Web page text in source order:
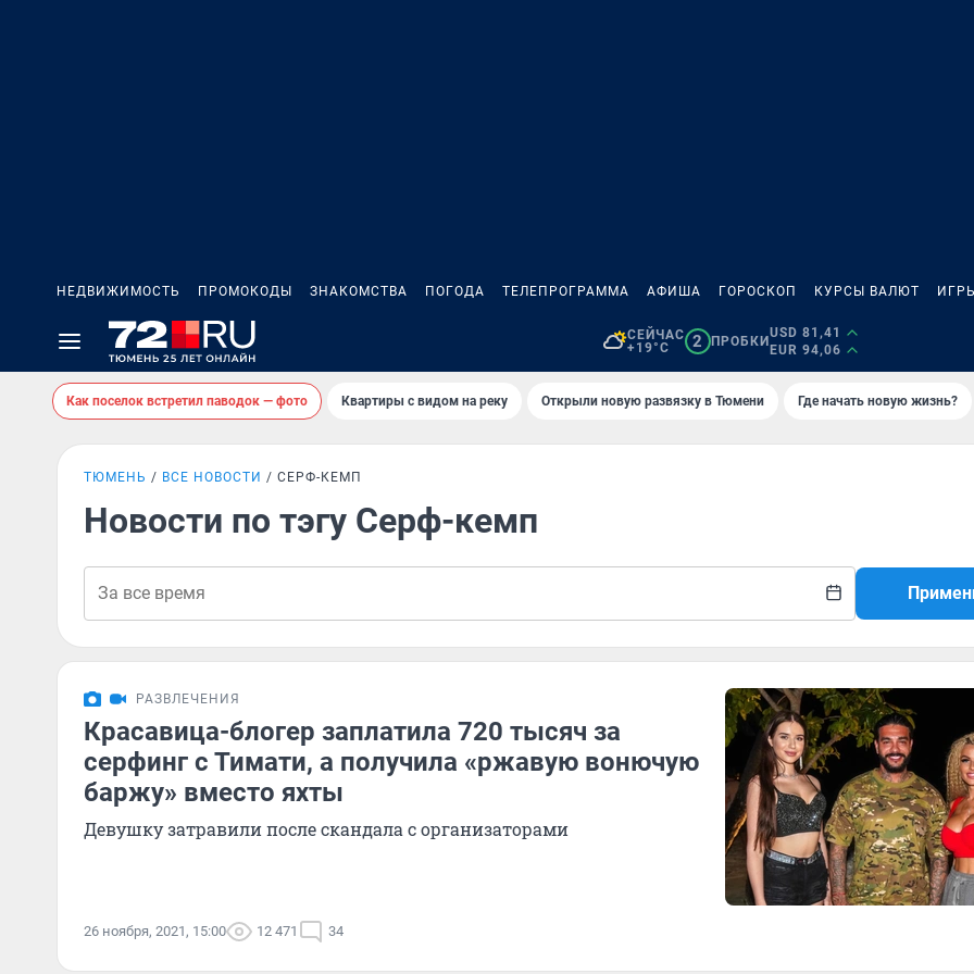
НЕДВИЖИМОСТЬ ПРОМОКОДЫ ЗНАКОМСТВА ПОГОДА ТЕЛЕПРОГРАММА АФИША ГОРОСКОП КУРСЫ ВАЛЮТ
СЕЙЧАС
+19°C
2 ПРОБКИ
USD 81,41
EUR 94,06
Как поселок встретил паводок — фото Квартиры с видом на реку Открыли новую развязку в Тюмени Где начать новую жизнь?
ТЮМЕНЬ ВСЕ НОВОСТИ СЕРФ-КЕМП
Новости по тэгу Серф-кемп
РАЗВЛЕЧЕНИЯ
Красавица-блогер заплатила 720 тысяч за
серфинг с Тимати, а получила «ржавую вонючую
баржу» вместо яхты
Девушку затравили после скандала с организаторами
26 ноября, 2021, 15:00 12 471 34